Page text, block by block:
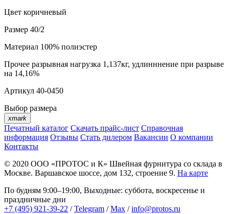
Цвет коричневый
Размер 40/2
Материал 100% полиэстер
Прочее разрывная нагрузка 1,137кг, удлинннение при разрыве
на 14,16%
Артикул 40-0450
Выбор размера
xmark
Печатный каталог Скачать прайс-лист Справочная
информация Отзывы Стать дилером Вакансии О компании
Контакты
© 2020 ООО «ПРОТОС и К» Швейная фурнитура со склада в
Москве. Варшавское шоссе, дом 132, строение 9. На карте
По будням 9:00–19:00, Выходные: суббота, воскресенье и
праздничные дни
+7 (495) 921-39-22 /Telegram /Max /info@protos.ru